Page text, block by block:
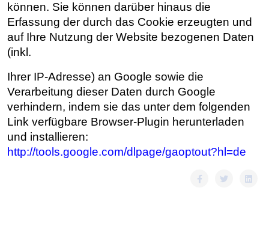
können. Sie können darüber hinaus die
Erfassung der durch das Cookie erzeugten und
auf Ihre Nutzung der Website bezogenen Daten
(inkl.
Ihrer IP-Adresse) an Google sowie die
Verarbeitung dieser Daten durch Google
verhindern, indem sie das unter dem folgenden
Link verfügbare Browser-Plugin herunterladen
und installieren:
http://tools.google.com/dlpage/gaoptout?hl=de